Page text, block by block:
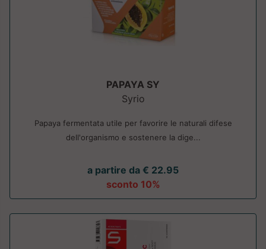
PAPAYA SY
Syrio
Papaya fermentata utile per favorire le naturali difese
dell'organismo e sostenere la dige...
a partire da € 22.95
sconto 10%